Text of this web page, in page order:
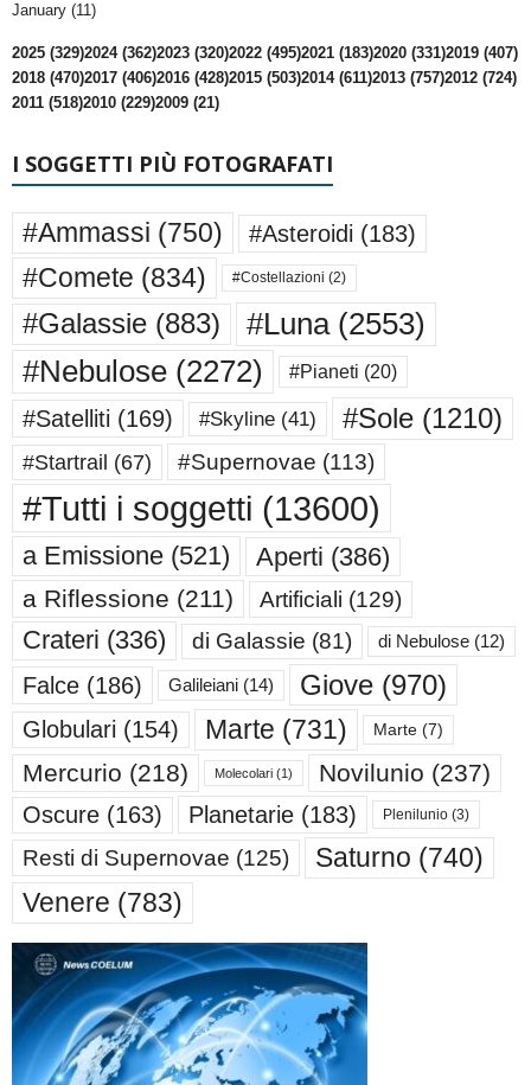
January (11)
2025 (329)2024 (362)2023 (320)2022 (495)2021 (183)2020 (331)2019 (407)
2018 (470)2017 (406)2016 (428)2015 (503)2014 (611)2013 (757)2012 (724)
2011 (518)2010 (229)2009 (21)
I SOGGETTI PIÙ FOTOGRAFATI
#Ammassi (750) #Asteroidi (183)
#Comete (834) #Costellazioni (2)
#Galassie (883) #Luna(2553)
#Nebulose (2272) #Pianeti (20)
#Satelliti (169) #Skyline (41) #Sole (1210)
#Startrail (67) #Supernovae (113)
#Tutti i soggetti (13600)
a Emissione (521) Aperti (386)
a Riflessione (211) Artificiali (129)
Crateri (336) di Galassie (81) di Nebulose (12)
Falce (186) Galileiani (14) Giove (970)
Globulari (154) Marte (731) Marte (7)
Mercurio (218) Molecolari (1) Novilunio (237)
Oscure (163) Planetarie (183) Plenilunio (3)
Resti di Supernovae (125) Saturno (740)
Venere (783)